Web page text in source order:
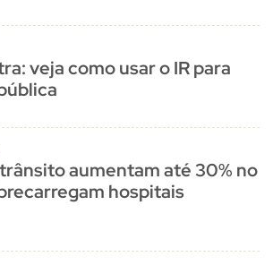
veja como usar o IR para
aumentam até 30% no
hospitais